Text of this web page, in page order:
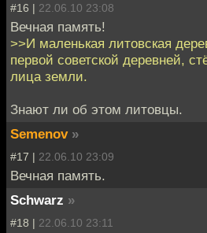
#16 | 22.06.10 23:08
Вечная память!
>>И маленькая литовская
первой советской деревней,
лица земли.
Знают ли об этом литовцы.
Semenov »
#17 | 22.06.10 23:09
Вечная память.
Schwarz »
#18 | 22.06.10 23:11